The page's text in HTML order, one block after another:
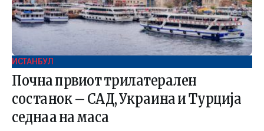
ИСТАНБУЛ
Почна првиот трилатерален
состанок – САД, Украина и Турција
седнаа на маса